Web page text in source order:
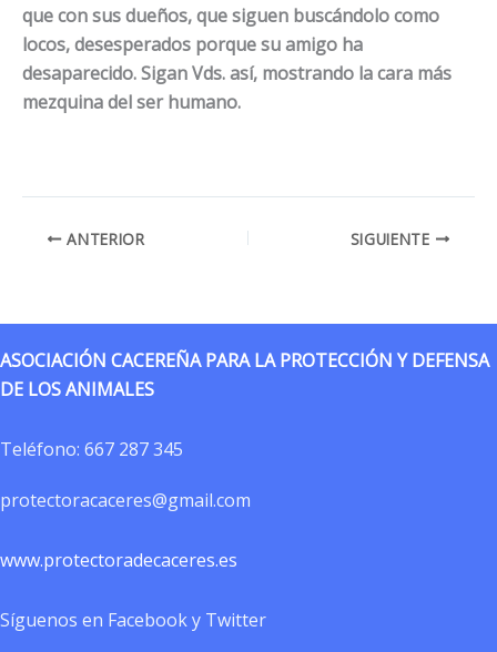
que con sus dueños, que siguen buscándolo como
locos, desesperados porque su amigo ha
desaparecido. Sigan Vds. así, mostrando la cara más
mezquina del ser humano.
ANTERIOR SIGUIENTE
ASOCIACIÓN CACEREÑA PARA LA PROTECCIÓN Y DEFENSA
DE LOS ANIMALES
Teléfono: 667 287 345
protectoracaceres@gmail.com
www.protectoradecaceres.es
Síguenos en Facebook y Twitter